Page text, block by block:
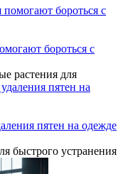
бороться с
растения для
пятен на одежде
быстрого устранения